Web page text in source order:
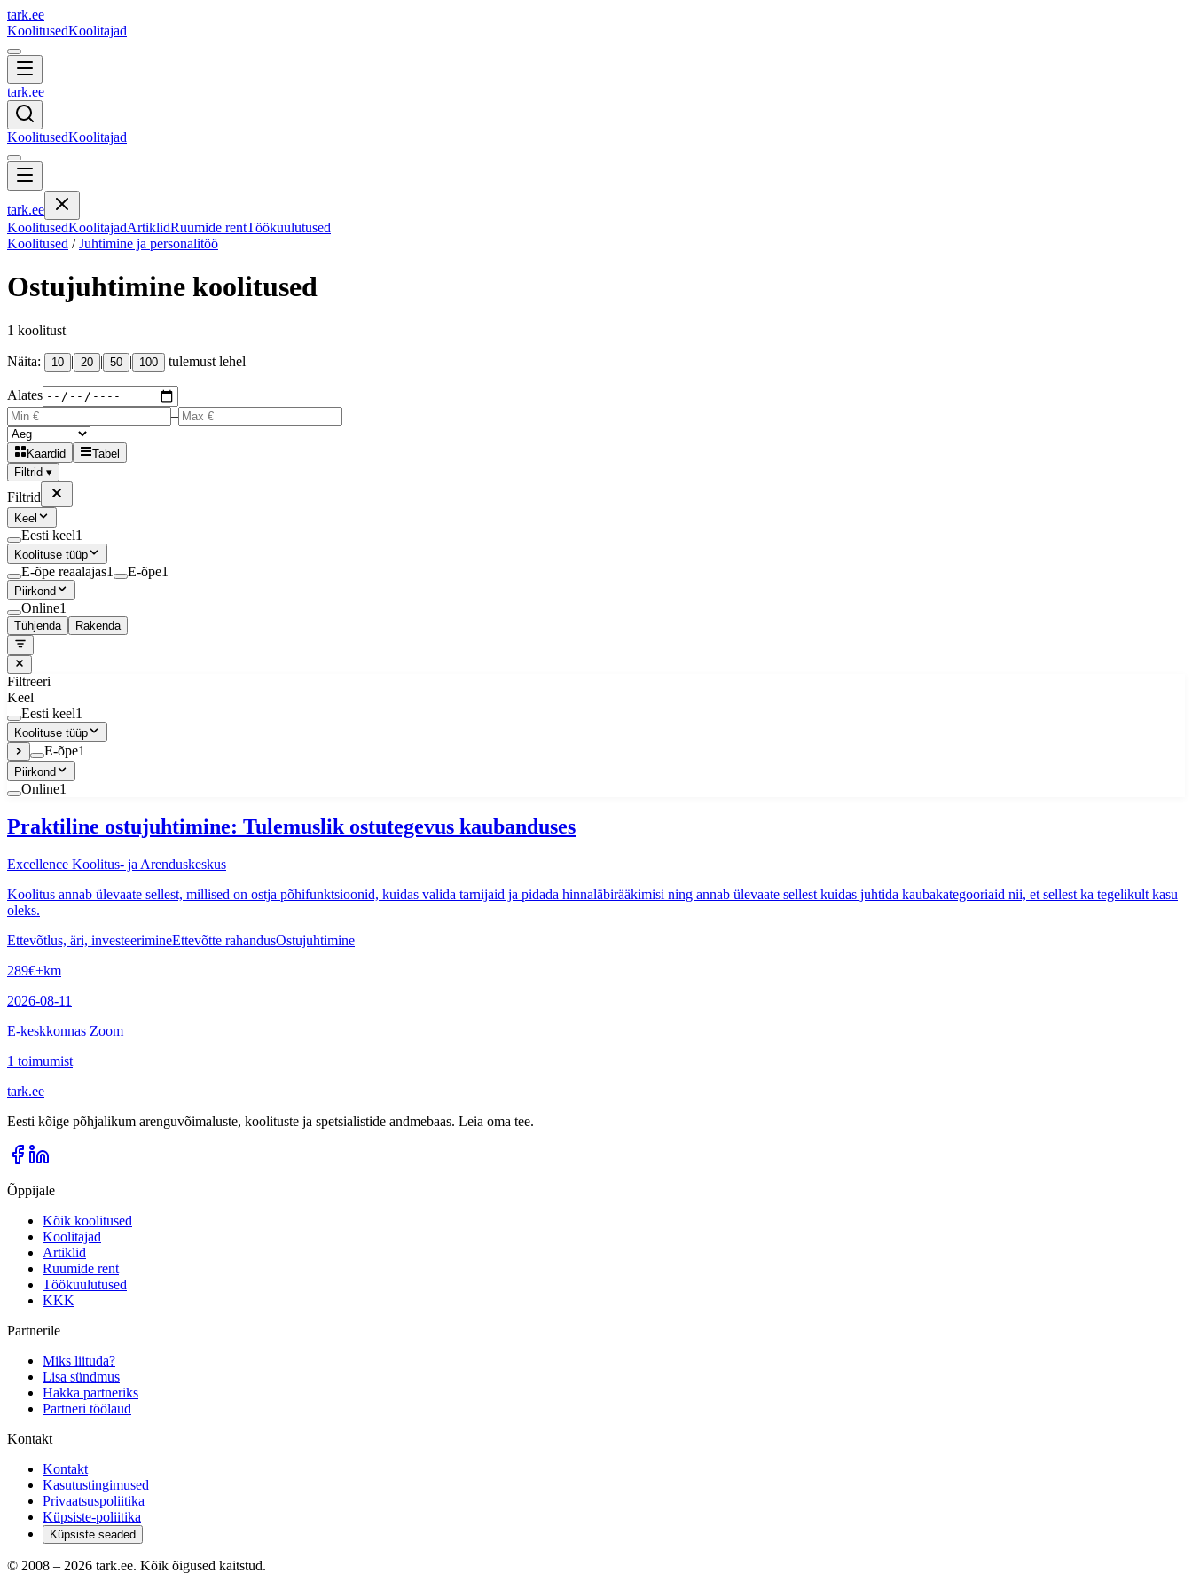
tark.ee
KoolitusedKoolitajad
tark.ee
KoolitusedKoolitajad
tark.ee
KoolitusedKoolitajadArtiklidRuumide rentTöökuulutused
Koolitused /Juhtimine ja personalitöö
Ostujuhtimine koolitused
1 koolitust
Näita: 10 | 20 | 50 | 100 tulemust lehel
Alates
–
Kaardid
Tabel
Filtrid ▾
Filtrid
Keel
Eesti keel1
Koolituse tüüp
E-õpe reaalajas1 E-õpe1
Piirkond
Online1
Tühjenda Rakenda
Filtreeri
Keel
Eesti keel1
Koolituse tüüp
E-õpe1
Piirkond
Online1
Praktiline ostujuhtimine: Tulemuslik ostutegevus kaubanduses
Excellence Koolitus- ja Arenduskeskus
Koolitus annab ülevaate sellest, millised on ostja põhifunktsioonid, kuidas valida tarnijaid ja pidada hinnaläbirääkimisi ning annab ülevaate sellest kuidas juhtida kaubakategooriaid nii, et sellest ka tegelikult kasu
oleks.
Ettevõtlus, äri, investeerimineEttevõtte rahandusOstujuhtimine
289€+km
2026-08-11
E-keskkonnas Zoom
1 toimumist
tark.ee
Eesti kõige põhjalikum arenguvõimaluste, koolituste ja spetsialistide andmebaas. Leia oma tee.
Õppijale
Kõik koolitused
Koolitajad
Artiklid
Ruumide rent
Töökuulutused
KKK
Partnerile
Miks liituda?
Lisa sündmus
Hakka partneriks
Partneri töölaud
Kontakt
Kontakt
Kasutustingimused
Privaatsuspoliitika
Küpsiste-poliitika
Küpsiste seaded
© 2008 – 2026 tark.ee. Kõik õigused kaitstud.